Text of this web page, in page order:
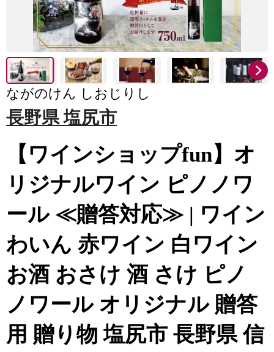
ながのけん しおじりし
長野県 塩尻市
【ワインショップfun】オ
リジナルワイン ピノノワ
ール ≪贈答対応≫ | ワイン
わいん 赤ワイン 白ワイン
お酒 おさけ 酒 さけ ピノ
ノワール オリジナル 贈答
用 贈り物 塩尻市 長野県 信